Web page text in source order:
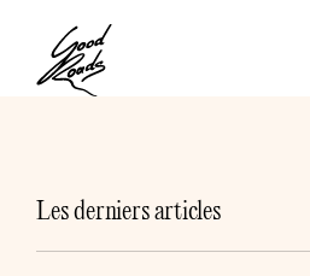
Les derniers articles